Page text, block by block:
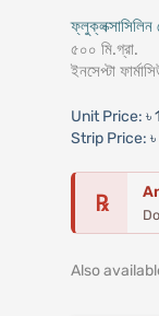
ফ্লুক্লক্সাসিলিন
৫০০ মি.গ্রা.
ইনসেপ্টা
Unit Price: ৳
Strip Price:
℞
Also